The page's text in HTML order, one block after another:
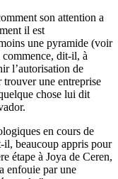
son attention a
il est
une pyramide (voir
dit-il, à
l’autorisation de
trouver une entreprise
chose lui dit
en cours de
beaucoup appris pour
étape à Joya de Ceren,
enfouie par une